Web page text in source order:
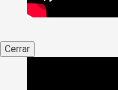
Cerrar